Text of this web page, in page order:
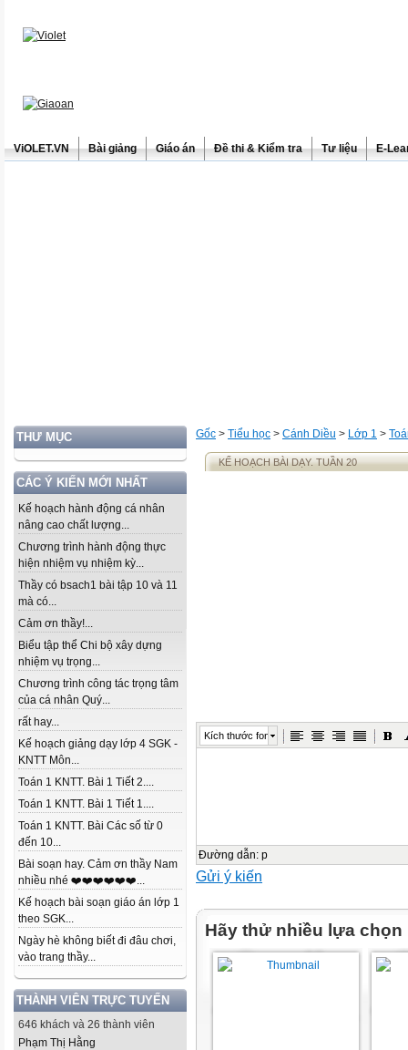
ViOLET.VN Bài giảng Giáo án Đề thi & Kiểm tra Tư liệu E-
THƯ MỤC
CÁC Ý KIẾN MỚI NHẤT
Kế hoạch hành động cá nhân
nâng cao chất lượng...
Chương trình hành động thực
hiện nhiệm vụ nhiệm kỳ...
Thầy có bsach1 bài tập 10 và 11
mà có...
Cảm ơn thầy!...
Biểu tập thể Chi bộ xây dựng
nhiệm vụ trọng...
Chương trình công tác trọng tâm
của cá nhân Quý...
rất hay...
Kế hoạch giảng dạy lớp 4 SGK -
KNTT Môn...
Toán 1 KNTT. Bài 1 Tiết 2....
Toán 1 KNTT. Bài 1 Tiết 1....
Toán 1 KNTT. Bài Các số từ 0
đến 10...
Bài soạn hay. Cảm ơn thầy Nam
nhiều nhé ❤️❤️❤️❤️❤️❤️...
Kế hoạch bài soạn giáo án lớp 1
theo SGK...
Ngày hè không biết đi đâu chơi,
vào trang thầy...
THÀNH VIÊN TRỰC TUYẾN
646 khách và 26 thành viên
Phạm Thị Hằng
Gốc > Tiểu học > Cánh Diều > Lớp 1 >
KẾ HOẠCH BÀI DẠY. TUẦN 20
Kích thước font
Đường dẫn: p
Gửi ý kiến
Hãy thử nhiều lựa chọn